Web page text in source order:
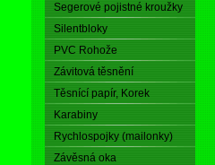
Segerové pojistné kroužky
Silentbloky
PVC Rohože
Závitová těsnění
Těsnící papír, Korek
Karabiny
Rychlospojky (mailonky)
Závěsná oka